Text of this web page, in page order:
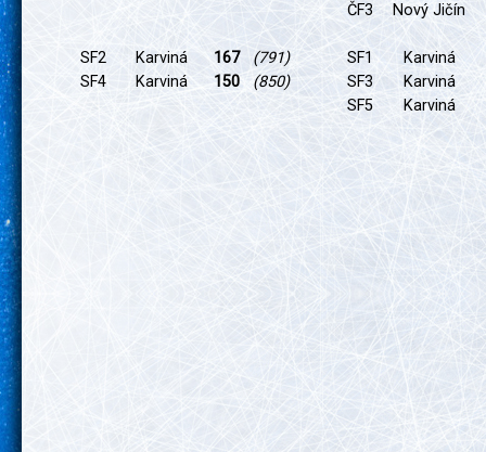
ČF3
Nový Jičín
SF2 Karviná 167(791) SF1 Karviná
SF4
Karviná 150(850) SF3 Karviná
SF5
Karviná